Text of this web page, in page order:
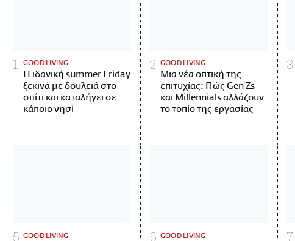
GOOD LIVING
Η ιδανική summer Friday
ξεκινά με δουλειά στο
σπίτι και καταλήγει σε
κάποιο νησί
GOOD LIVING
Μια νέα οπτική της
επιτυχίας: Πώς Gen Zs
και Millennials αλλάζουν
το τοπίο της εργασίας
GOOD LIVING GOOD LIVING